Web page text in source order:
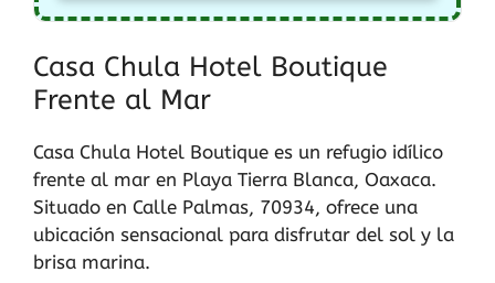
Casa Chula Hotel Boutique
Frente al Mar
Casa Chula Hotel Boutique es un refugio idílico
frente al mar en Playa Tierra Blanca, Oaxaca.
Situado en Calle Palmas, 70934, ofrece una
ubicación sensacional para disfrutar del sol y la
brisa marina.